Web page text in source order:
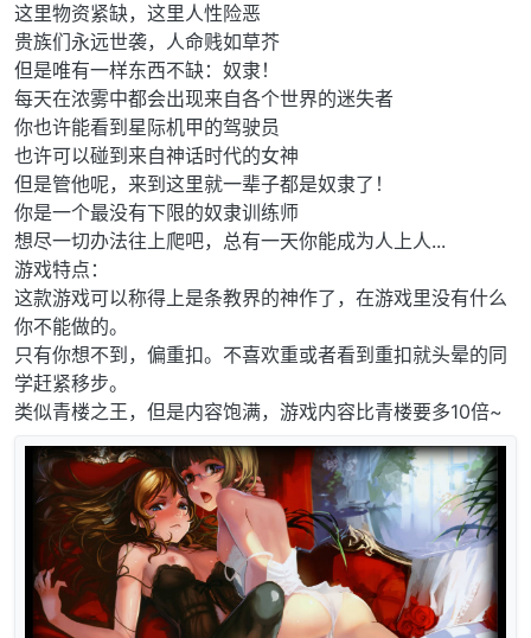
这里物资紧缺，这里人性险恶
贵族们永远世袭，人命贱如草芥
但是唯有一样东西不缺：奴隶！
每天在浓雾中都会出现来自各个世界的迷失者
你也许能看到星际机甲的驾驶员
也许可以碰到来自神话时代的女神
但是管他呢，来到这里就一辈子都是奴隶了！
你是一个最没有下限的奴隶训练师
想尽一切办法往上爬吧，总有一天你能成为人上人...
游戏特点：
这款游戏可以称得上是条教界的神作了，在游戏里没有什么
你不能做的。
只有你想不到，偏重扣。不喜欢重或者看到重扣就头晕的同
学赶紧移步。
类似青楼之王，但是内容饱满，游戏内容比青楼要多10倍~